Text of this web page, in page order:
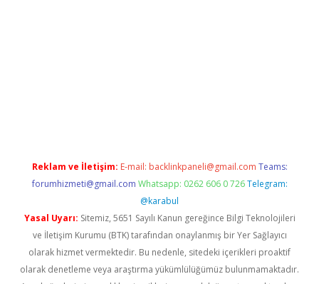
Reklam ve İletişim: E-mail: backlinkpaneli@gmail.com Teams:
forumhizmeti@gmail.com Whatsapp: 0262 606 0 726 Telegram:
@karabul
Yasal Uyarı: Sitemiz, 5651 Sayılı Kanun gereğince Bilgi Teknolojileri
ve İletişim Kurumu (BTK) tarafından onaylanmış bir Yer Sağlayıcı
olarak hizmet vermektedir. Bu nedenle, sitedeki içerikleri proaktif
olarak denetleme veya araştırma yükümlülüğümüz bulunmamaktadır.